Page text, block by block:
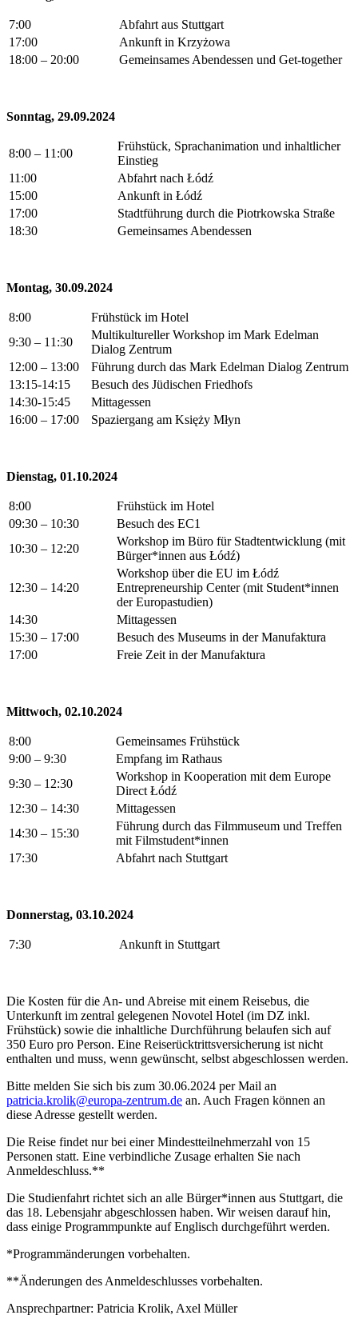
7:00
Abfahrt aus Stuttgart
17:00
Ankunft in Krzyżowa
18:00 – 20:00
Gemeinsames Abendessen und Get-together
Sonntag, 29.09.2024
8:00 – 11:00
Frühstück, Sprachanimation und inhaltlicher
Einstieg
11:00
Abfahrt nach Łódź
15:00
Ankunft in Łódź
17:00
Stadtführung durch die Piotrkowska Straße
18:30
Gemeinsames Abendessen
Montag, 30.09.2024
8:00
Frühstück im Hotel
9:30 – 11:30
Multikultureller Workshop im Mark Edelman
Dialog Zentrum
12:00 – 13:00
Führung durch das Mark Edelman Dialog Zentrum
13:15-14:15
Besuch des Jüdischen Friedhofs
14:30-15:45
Mittagessen
16:00 – 17:00
Spaziergang am Księży Młyn
Dienstag, 01.10.2024
8:00
Frühstück im Hotel
09:30 – 10:30
Besuch des EC1
10:30 – 12:20
Workshop im Büro für Stadtentwicklung (mit
Bürger*innen aus Łódź)
12:30 – 14:20
Workshop über die EU im Łódź
Entrepreneurship Center (mit Student*innen
der Europastudien)
14:30
Mittagessen
15:30 – 17:00
Besuch des Museums in der Manufaktura
17:00
Freie Zeit in der Manufaktura
Mittwoch, 02.10.2024
8:00
Gemeinsames Frühstück
9:00 – 9:30
Empfang im Rathaus
9:30 – 12:30
Workshop in Kooperation mit dem Europe
Direct Łódź
12:30 – 14:30
Mittagessen
14:30 – 15:30
Führung durch das Filmmuseum und Treffen
mit Filmstudent*innen
17:30
Abfahrt nach Stuttgart
Donnerstag, 03.10.2024
7:30 Ankunft in Stuttgart
Die Kosten für die An- und Abreise mit einem Reisebus, die
Unterkunft im zentral gelegenen Novotel Hotel (im DZ inkl.
Frühstück) sowie die inhaltliche Durchführung belaufen sich auf
350 Euro pro Person. Eine Reiserücktrittsversicherung ist nicht
enthalten und muss, wenn gewünscht, selbst abgeschlossen werden.
Bitte melden Sie sich bis zum 30.06.2024 per Mail an
patricia.krolik@europa-zentrum.de an. Auch Fragen können an
diese Adresse gestellt werden.
Die Reise findet nur bei einer Mindestteilnehmerzahl von 15
Personen statt. Eine verbindliche Zusage erhalten Sie nach
Anmeldeschluss.**
Die Studienfahrt richtet sich an alle Bürger*innen aus Stuttgart, die
das 18. Lebensjahr abgeschlossen haben. Wir weisen darauf hin,
dass einige Programmpunkte auf Englisch durchgeführt werden.
*Programmänderungen vorbehalten.
**Änderungen des Anmeldeschlusses vorbehalten.
Ansprechpartner: Patricia Krolik, Axel Müller